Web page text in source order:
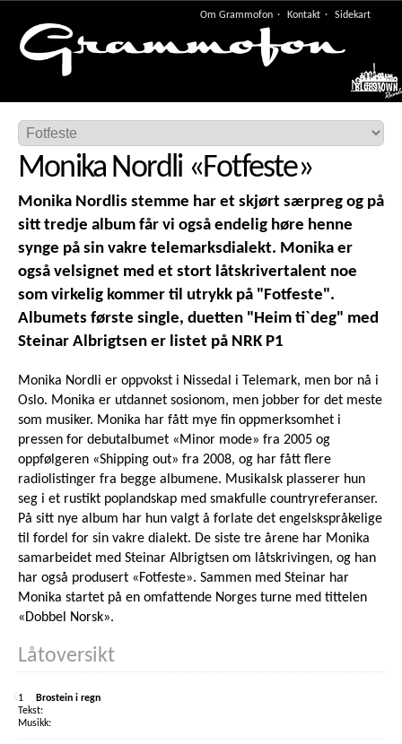
Om Grammofon Kontakt Sidekart
Meny
Monika Nordli «Fotfeste»
Monika Nordlis stemme har et skjørt særpreg og på
sitt tredje album får vi også endelig høre henne
synge på sin vakre telemarksdialekt. Monika er
også velsignet med et stort låtskrivertalent noe
som virkelig kommer til utrykk på "Fotfeste".
Albumets første single, duetten "Heim ti`deg" med
Steinar Albrigtsen er listet på NRK P1
Monika Nordli er oppvokst i Nissedal i Telemark, men bor nå i
Oslo. Monika er utdannet sosionom, men jobber for det meste
som musiker. Monika har fått mye fin oppmerksomhet i
pressen for debutalbumet «Minor mode» fra 2005 og
oppfølgeren «Shipping out» fra 2008, og har fått flere
radiolistinger fra begge albumene. Musikalsk plasserer hun
seg i et rustikt poplandskap med smakfulle countryreferanser.
På sitt nye album har hun valgt å forlate det engelskspråkelige
til fordel for sin vakre dialekt. De siste tre årene har Monika
samarbeidet med Steinar Albrigtsen om låtskrivingen, og han
har også produsert «Fotfeste». Sammen med Steinar har
Monika startet på en omfattende Norges turne med tittelen
«Dobbel Norsk».
Låtoversikt
1 Brostein i regn